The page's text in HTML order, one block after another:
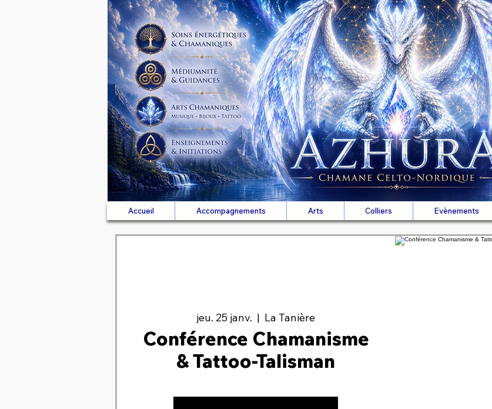
Accueil Accompagnements Arts Colliers Evènements
jeu. 25 janv.
  |
La Tanière
Conférence Chamanisme
& Tattoo-Talisman